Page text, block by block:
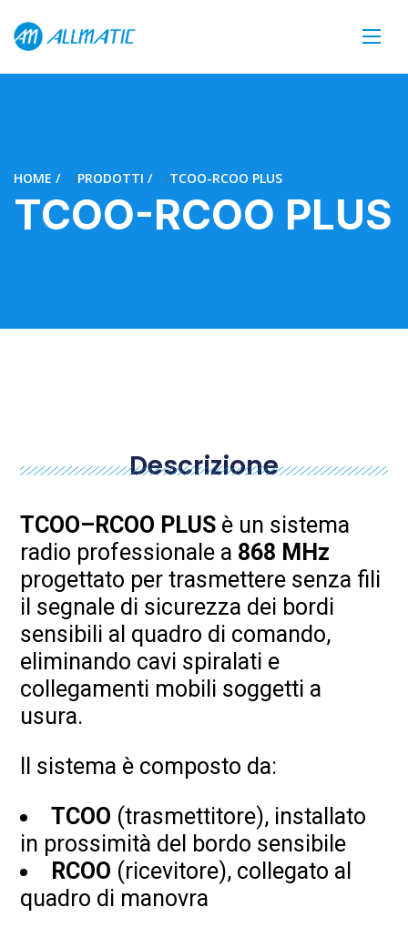
HOME PRODOTTI TCOO-RCOO PLUS
TCOO-RCOO PLUS
Descrizione
TCOO–RCOO PLUS è un sistema
radio professionale a 868 MHz
progettato per trasmettere senza fili
il segnale di sicurezza dei bordi
sensibili al quadro di comando,
eliminando cavi spiralati e
collegamenti mobili soggetti a
usura.
Il sistema è composto da:
TCOO (trasmettitore), installato
in prossimità del bordo sensibile
RCOO (ricevitore), collegato al
quadro di manovra